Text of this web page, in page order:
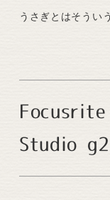
うさぎとはそうい
Studio g2